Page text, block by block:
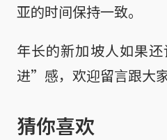
亚的时间保持一致。
年长的新加坡人如果
进”感，欢迎留言跟大家
猜你喜欢